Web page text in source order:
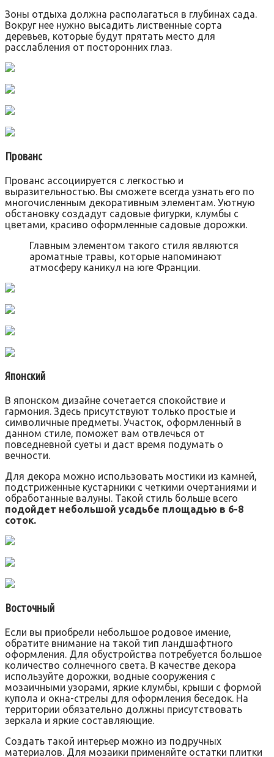
Зоны отдыха должна располагаться в глубинах сада.
Вокруг нее нужно высадить лиственные сорта
деревьев, которые будут прятать место для
расслабления от посторонних глаз.
Прованс
Прованс ассоциируется с легкостью и
выразительностью. Вы сможете всегда узнать его по
многочисленным декоративным элементам. Уютную
обстановку создадут садовые фигурки, клумбы с
цветами, красиво оформленные садовые дорожки.
Главным элементом такого стиля являются
ароматные травы, которые напоминают
атмосферу каникул на юге Франции.
Японский
В японском дизайне сочетается спокойствие и
гармония. Здесь присутствуют только простые и
символичные предметы. Участок, оформленный в
данном стиле, поможет вам отвлечься от
повседневной суеты и даст время подумать о
вечности.
Для декора можно использовать мостики из камней,
подстриженные кустарники с четкими очертаниями и
обработанные валуны. Такой стиль больше всего
подойдет небольшой усадьбе площадью в 6-8
соток.
Восточный
Если вы приобрели небольшое родовое имение,
обратите внимание на такой тип ландшафтного
оформления. Для обустройства потребуется большое
количество солнечного света. В качестве декора
используйте дорожки, водные сооружения с
мозаичными узорами, яркие клумбы, крыши с формой
купола и окна-стрелы для оформления беседок. На
территории обязательно должны присутствовать
зеркала и яркие составляющие.
Создать такой интерьер можно из подручных
материалов. Для мозаики применяйте остатки плитки